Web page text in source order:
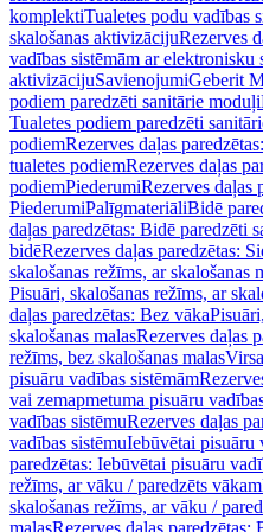
komplektiTualetes podu vadības
skalošanas aktivizācijuRezerves
vadības sistēmām ar elektronisku
aktivizācijuSavienojumiGeberit
podiem paredzēti sanitārie moduļi
Tualetes podiem paredzēti
podiemRezerves daļas
tualetes podiemRezerves daļas
podiemPiederumiRezerves daļas
PiederumiPalīgmateriāliBidē
daļas paredzētas: Bidē paredzēti
bidēRezerves daļas paredzētas:
skalošanas režīms, ar skalošanas
Pisuāri, skalošanas režīms, ar
daļas paredzētas: Bez vāka
skalošanas malasRezerves daļas
režīms, bez skalošanas malas
pisuāru vadības sistēmām
vai zemapmetuma pisuāru
vadības sistēmuRezerves daļas
vadības sistēmuIebūvētai pisuāru
paredzētas: Iebūvētai pisuāru
režīms, ar vāku / paredzēts vākam
skalošanas režīms, ar vāku /
malasRezerves daļas paredzētas: